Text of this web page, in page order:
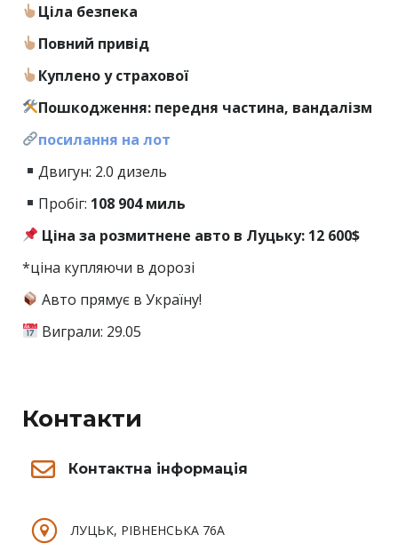
Ціла безпека
Повний привід
Куплено у страхової
Пошкодження: передня частина, вандалізм
посилання на лот
Двигун: 2.0 дизель
Пробіг: 108 904 миль
Ціна за розмитнене авто в Луцьку: 12 600$
*ціна купляючи в дорозі
Авто прямує в Україну!
Виграли: 29.05
Контакти
Контактна інформація
ЛУЦЬК, РІВНЕНСЬКА 76А